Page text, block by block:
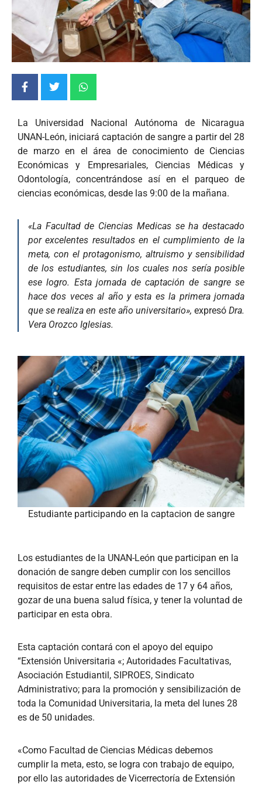
La Universidad Nacional Autónoma de Nicaragua
UNAN-León, iniciará captación de sangre a partir del 28
de marzo en el área de conocimiento de Ciencias
Económicas y Empresariales, Ciencias Médicas y
Odontología, concentrándose así en el parqueo de
ciencias económicas, desde las 9:00 de la mañana.
«La Facultad de Ciencias Medicas se ha destacado
por excelentes resultados en el cumplimiento de la
meta, con el protagonismo, altruismo y sensibilidad
de los estudiantes, sin los cuales nos sería posible
ese logro. Esta jornada de captación de sangre se
hace dos veces al año y esta es la primera jornada
que se realiza en este año universitario», expresó Dra.
Vera Orozco Iglesias.
Estudiante participando en la captacion de sangre
Los estudiantes de la UNAN-León que participan en la
donación de sangre deben cumplir con los sencillos
requisitos de estar entre las edades de 17 y 64 años,
gozar de una buena salud física, y tener la voluntad de
participar en esta obra.
Esta captación contará con el apoyo del equipo
“Extensión Universitaria «; Autoridades Facultativas,
Asociación Estudiantil, SIPROES, Sindicato
Administrativo; para la promoción y sensibilización de
toda la Comunidad Universitaria, la meta del lunes 28
es de 50 unidades.
«Como Facultad de Ciencias Médicas debemos
cumplir la meta, esto, se logra con trabajo de equipo,
por ello las autoridades de Vicerrectoría de Extensión